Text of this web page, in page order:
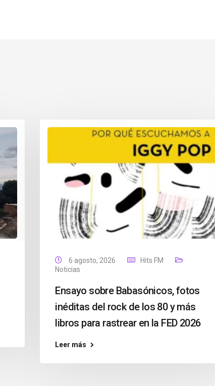
6 agosto, 2026
Hits FM
Noticias
Ensayo sobre Babasónicos, fotos
inéditas del rock de los 80 y más
libros para rastrear en la FED 2026
Leer más